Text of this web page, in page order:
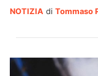
NOTIZIA di Tommaso